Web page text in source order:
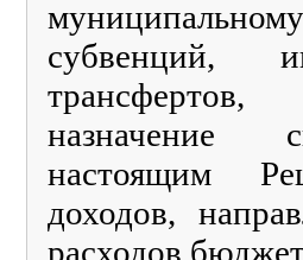
субвенций,
назначение
настоящим
доходов,
расходов